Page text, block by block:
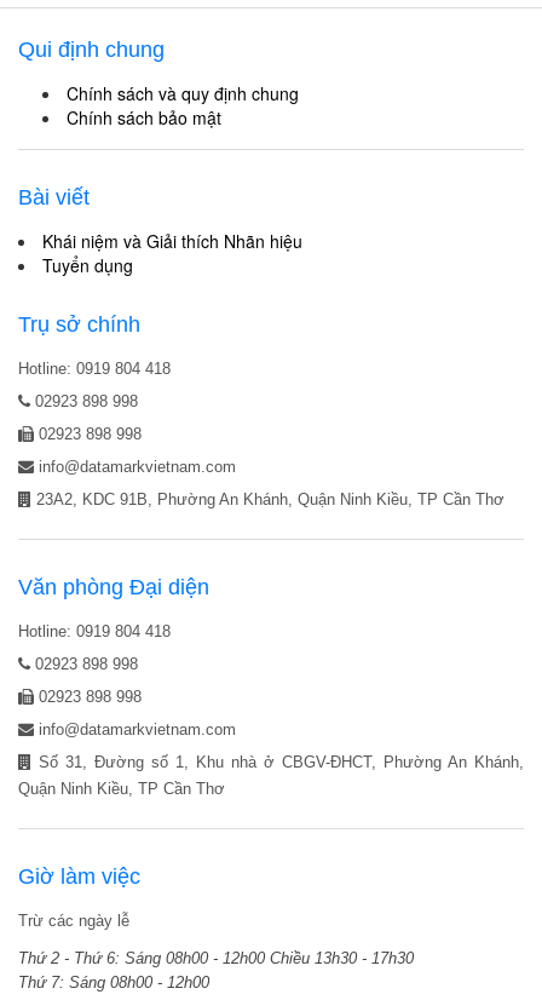
Qui định chung
Chính sách và quy định chung
Chính sách bảo mật
Bài viết
Khái niệm và Giải thích Nhãn hiệu
Tuyển dụng
Trụ sở chính
Hotline: 0919 804 418
02923 898 998
02923 898 998
info@datamarkvietnam.com
23A2, KDC 91B, Phường An Khánh, Quận Ninh Kiều, TP Cần Thơ
Văn phòng Đại diện
Hotline: 0919 804 418
02923 898 998
02923 898 998
info@datamarkvietnam.com
Số 31, Đường số 1, Khu nhà ở CBGV-ĐHCT, Phường An Khánh,
Quận Ninh Kiều, TP Cần Thơ
Giờ làm việc
Trừ các ngày lễ
Thứ 2 - Thứ 6: Sáng 08h00 - 12h00 Chiều 13h30 - 17h30
Thứ 7: Sáng 08h00 - 12h00